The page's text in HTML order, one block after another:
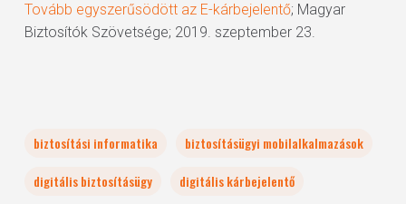
Tovább egyszerűsödött az E-kárbejelentő; Magyar
Biztosítók Szövetsége; 2019. szeptember 23.
biztosítási informatika
biztosításügyi mobilalkalmazások
digitális biztosításügy
digitális kárbejelentő